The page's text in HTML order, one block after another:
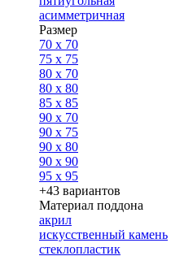
асимметричная
Размер
70 x 70
75 x 75
80 x 70
80 x 80
85 x 85
90 x 70
90 x 75
90 x 80
90 x 90
95 x 95
+43 вариантов
Материал поддона
акрил
искусственный камень
стеклопластик